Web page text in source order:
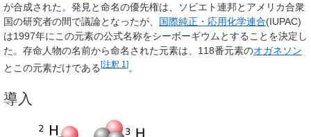
が合成された。発見と命名の優先権は、ソビエト連邦とアメリカ合衆
国の研究者の間で議論となったが、 国際純正・応用化学連合(IUPAC)
は1997年にこの元素の公式名称をシーボーギウムとすることを決定し
た。存命人物の名前から命名された元素は、118番元素のオガネソン
とこの元素だけである[注釈 1 ]。
導入